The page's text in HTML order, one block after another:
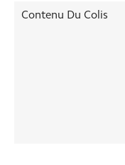
Contenu Du Colis